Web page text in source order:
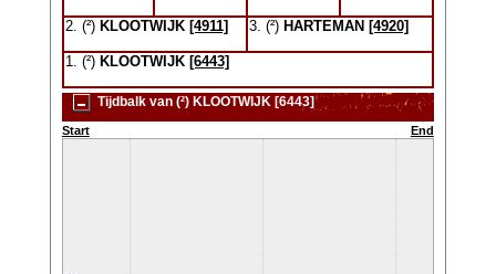
2. (²) KLOOTWIJK [4911] 3. (²) HARTEMAN [4920]
1. (²) KLOOTWIJK [6443]
Tijdbalk van (²) KLOOTWIJK [6443]
Start End